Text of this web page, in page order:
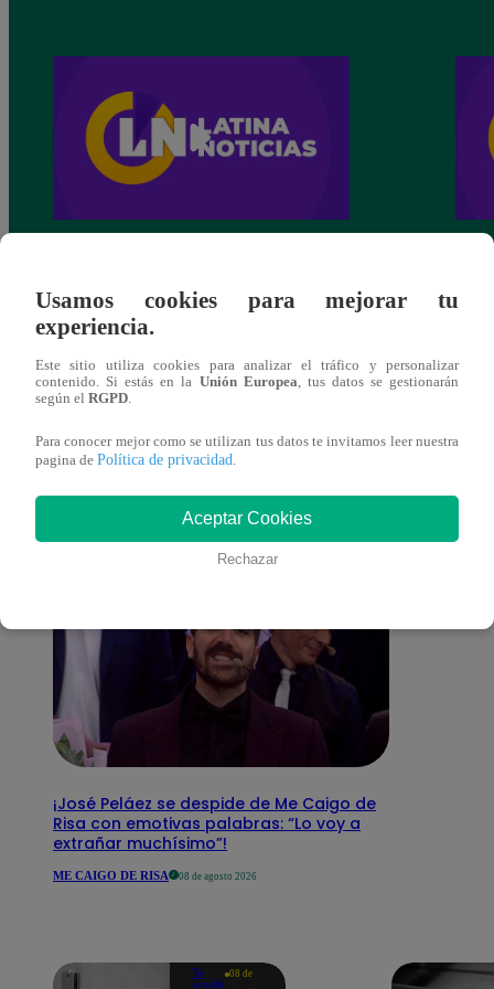
Septiembre del 2022 – Programa completo
También te puede
interesar
¡José Peláez se despide de Me Caigo de
Risa con emotivas palabras: “Lo voy a
extrañar muchísimo”!
ME CAIGO DE RISA 08 de agosto 2026
Te
ayudo
08 de
Usamos cookies para mejorar tu
experiencia.
Este sitio utiliza cookies para analizar el tráfico y personalizar
contenido. Si estás en la Unión Europea, tus datos se gestionarán
según el RGPD.
Para conocer mejor como se utilizan tus datos te invitamos leer nuestra
pagina de Política de privacidad.
Aceptar Cookies
Rechazar